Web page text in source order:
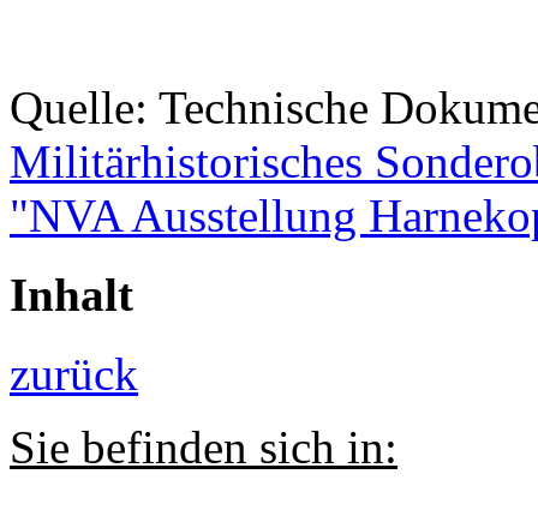
Quelle: Technische
Militärhistorisches
"NVA Ausstellung
Inhalt
zurück
Sie befinden sich in: